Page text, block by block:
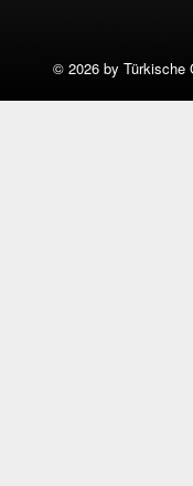
© 2026 by Türkische